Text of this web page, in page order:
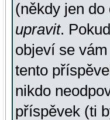
(někdy jen
upravit.
objeví se
tento
nikdo
příspěvek (ti